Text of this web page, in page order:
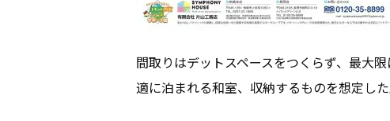
間取りはデットスペースをつくらず、最大
適に泊まれる和室、収納するものを想定し